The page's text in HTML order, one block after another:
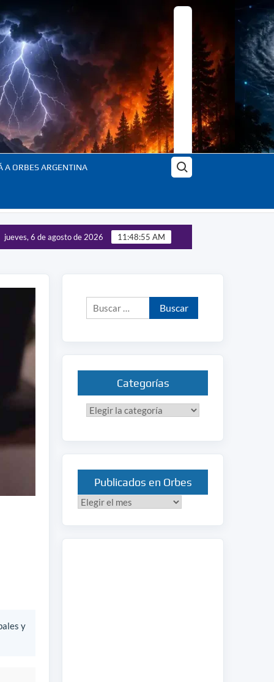
A ORBES ARGENTINA
Buscar:
jueves, 6 de agosto de 2026 11:48:57 AM
y
Buscar:
Categorías
Categorías
Publicados en Orbes
Publicados